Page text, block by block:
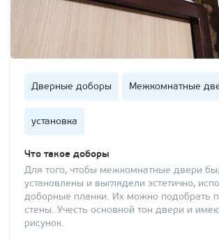
Дверные доборы Межкомнатные
установка
Что такое доборы
Для того, чтобы межкомнатные двери
установлены и выглядели эстетично,
доборные планки. Их можно подобрать
стены. Учесть основной тон двери и
рисунок.